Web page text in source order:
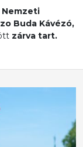
Nemzeti
Buda Kávézó,
zárva tart.